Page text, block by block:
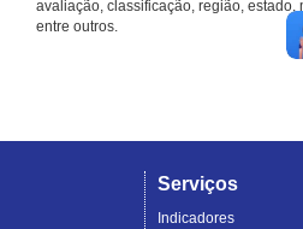
avaliação, classificação, região, estado,
entre outros.
Serviços
Indicadores